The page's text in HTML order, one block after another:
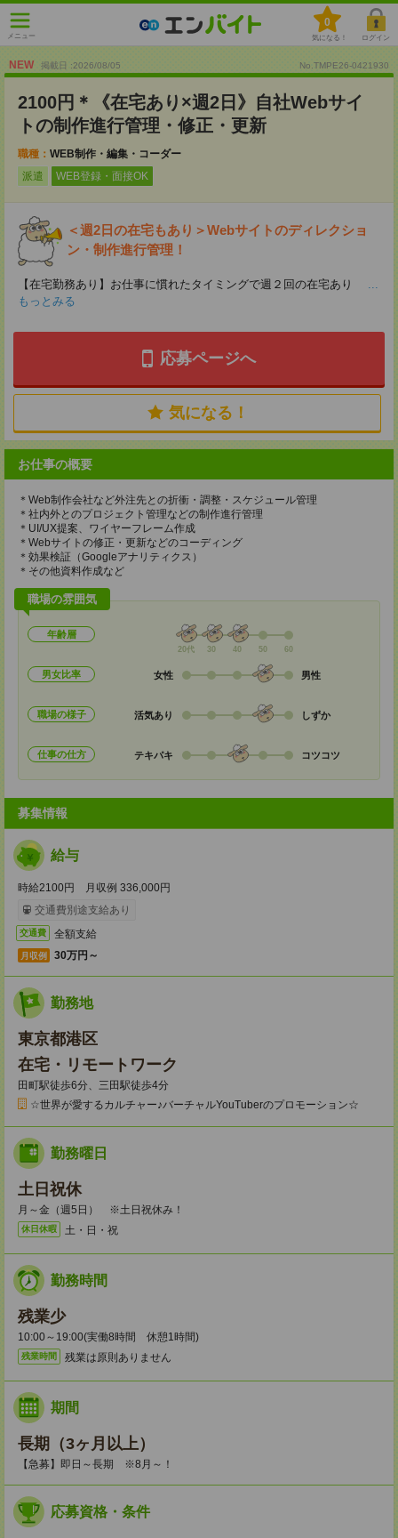
メニュー
0
気になる！ ログイン
NEW 掲載日 :2026/08/05 No.TMPE26-0421930
2100円＊《在宅あり×週2日》自社Webサイ
トの制作進行管理・修正・更新
職種： WEB制作・編集・コーダー
派遣
WEB登録・面接OK
＜週2日の在宅もあり＞Webサイトのディレクショ
ン・制作進行管理！
【在宅勤務あり】お仕事に慣れたタイミングで週２回の在宅あり
...
もっとみる
応募ページへ
気になる！
お仕事の概要
＊Web制作会社など外注先との折衝・調整・スケジュール管理
＊社内外とのプロジェクト管理などの制作進行管理
＊UI/UX提案、ワイヤーフレーム作成
＊Webサイトの修正・更新などのコーディング
＊効果検証（Googleアナリティクス）
＊その他資料作成など
職場の雰囲気
年齢層
20代 30 40 50 60
男女比率 女性 男性
職場の様子 活気あり しずか
仕事の仕方 テキパキ コツコツ
募集情報
給与
時給2100円 月収例 336,000円
交通費別途支給あり
交通費 全額支給
月収例 30万円～
勤務地
東京都港区
在宅・リモートワーク
田町駅徒歩6分、三田駅徒歩4分
☆世界が愛するカルチャー♪バーチャルYouTuberのプロモーション☆
勤務曜日
土日祝休
月～金（週5日） ※土日祝休み！
休日休暇 土・日・祝
勤務時間
残業少
10:00～19:00(実働8時間 休憩1時間)
残業時間 残業は原則ありません
期間
長期（3ヶ月以上）
【急募】即日～長期 ※8月～！
応募資格・条件